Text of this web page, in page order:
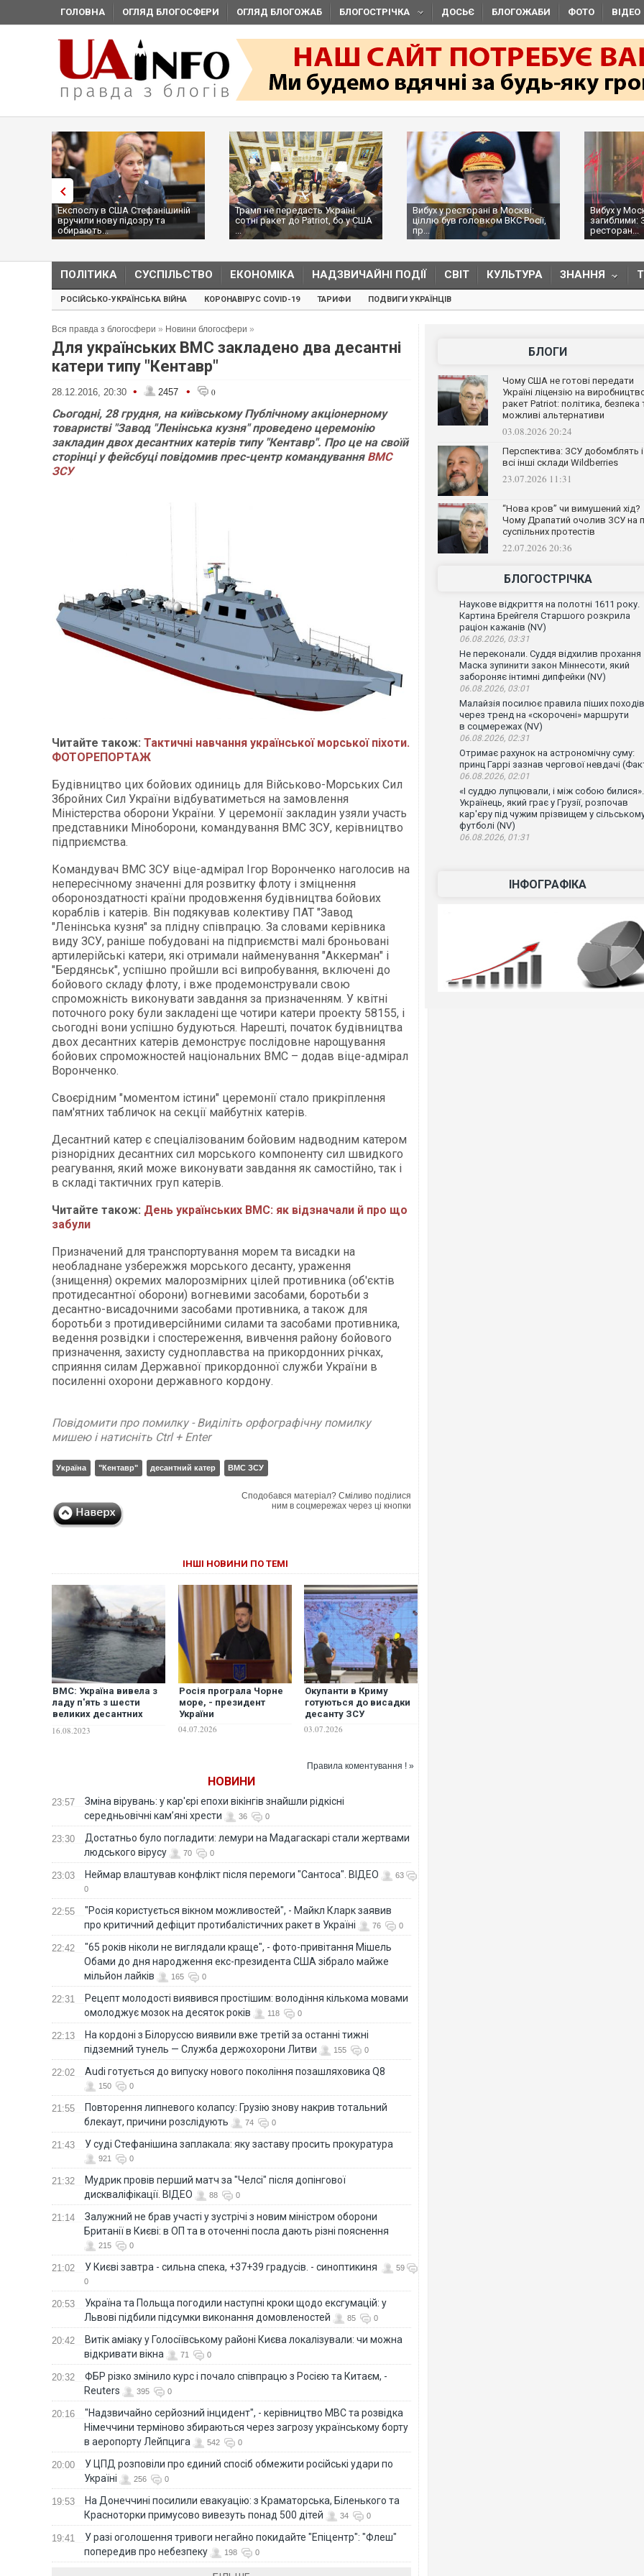
ГОЛОВНА ОГЛЯД БЛОГОСФЕРИ ОГЛЯД БЛОГОЖАБ БЛОГОСТРІЧКА ДОСЬЄ БЛОГОЖАБИ ФОТО ВІДЕО
Експослу в США Стефанішиній
вручили нову підозру та
обирають...
Трамп не передасть Україні
сотні ракет до Patriot, бо у США
...
Вибух у ресторані в Москві:
ціллю був головком ВКС Росії,
пр...
Вибух у
загиблими:
ресторан...
ПОЛІТИКА СУСПІЛЬСТВО ЕКОНОМІКА НАДЗВИЧАЙНІ ПОДІЇ СВІТ КУЛЬТУРА ЗНАННЯ
РОСІЙСЬКО-УКРАЇНСЬКА ВІЙНА КОРОНАВІРУС COVID-19 ТАРИФИ ПОДВИГИ УКРАЇНЦІВ
Вся правда з блогосфери » Новини блогосфери »
Для українських ВМС закладено два десантні
катери типу "Кентавр"
28.12.2016, 20:30 • 2457 • 0
Сьогодні, 28 грудня, на київському Публічному акціонерному
товаристві "Завод "Ленінська кузня" проведено церемонію
закладин двох десантних катерів типу "Кентавр". Про це на своїй
сторінці у фейсбуці повідомив прес-центр командування ВМС
ЗСУ
Читайте також: Тактичні навчання української морської піхоти.
ФОТОРЕПОРТАЖ
Будівництво цих бойових одиниць для Військово-Морських Сил
Збройних Сил України відбуватиметься на замовлення
Міністерства оборони України. У церемонії закладин узяли участь
представники Міноборони, командування ВМС ЗСУ, керівництво
підприємства.
Командувач ВМС ЗСУ віце-адмірал Ігор Воронченко наголосив на
непересічному значенні для розвитку флоту і зміцнення
обороноздатності країни продовження будівництва бойових
кораблів і катерів. Він подякував колективу ПАТ "Завод
"Ленінська кузня" за плідну співпрацю. За словами керівника
виду ЗСУ, раніше побудовані на підприємстві малі броньовані
артилерійські катери, які отримали найменування "Аккерман" і
"Бердянськ", успішно пройшли всі випробування, включені до
бойового складу флоту, і вже продемонстрували свою
спроможність виконувати завдання за призначенням. У квітні
поточного року були закладені ще чотири катери проекту 58155, і
сьогодні вони успішно будуються. Нарешті, початок будівництва
двох десантних катерів демонструє послідовне нарощування
бойових спроможностей національних ВМС – додав віце-адмірал
Воронченко.
Своєрідним "моментом істини" церемонії стало прикріплення
пам'ятних табличок на секції майбутніх катерів.
Десантний катер є спеціалізованим бойовим надводним катером
різнорідних десантних сил морського компоненту сил швидкого
реагування, який може виконувати завдання як самостійно, так і
в складі тактичних груп катерів.
Читайте також: День українських ВМС: як відзначали й про що
забули
Призначений для транспортування морем та висадки на
необладнане узбережжя морського десанту, ураження
(знищення) окремих малорозмірних цілей противника (об'єктів
протидесантної оборони) вогневими засобами, боротьби з
десантно-висадочними засобами противника, а також для
боротьби з протидиверсійними силами та засобами противника,
ведення розвідки і спостереження, вивчення району бойового
призначення, захисту судноплавства на прикордонних річках,
сприяння силам Державної прикордонної служби України в
посиленні охорони державного кордону.
Повідомити про помилку - Виділіть орфографічну помилку
мишею і натисніть Ctrl + Enter
Україна "Кентавр" десантний катер ВМС ЗСУ
Сподобався матеріал? Сміливо поділися
ним в соцмережах через ці кнопки
ІНШІ НОВИНИ ПО ТЕМІ
ВМС: Україна вивела з
ладу п'ять з шести
великих десантних
16.08.2023
Росія програла Чорне
море, - президент
України
04.07.2026
Окупанти в Криму
готуються до висадки
десанту ЗСУ
03.07.2026
Правила коментування ! »
НОВИНИ
23:57
Зміна вірувань: у кар'єрі епохи вікінгів знайшли рідкісні
середньовічні кам’яні хрести
36 0
23:30
Достатньо було погладити: лемури на Мадагаскарі стали жертвами
людського вірусу
70 0
23:03 Неймар влаштував конфлікт після перемоги "Сантоса". ВІДЕО
63
0
22:55
"Росія користується вікном можливостей", - Майкл Кларк заявив
про критичний дефіцит протибалістичних ракет в Україні
76 0
22:42
"65 років ніколи не виглядали краще", - фото-привітання Мішель
Обами до дня народження екс-президента США зібрало майже
мільйон лайків
165 0
22:31
Рецепт молодості виявився простішим: володіння кількома мовами
омолоджує мозок на десяток років
118 0
22:13
На кордоні з Білоруссю виявили вже третій за останні тижні
підземний тунель — Служба держохорони Литви
155 0
22:02 Audi готується до випуску нового покоління позашляховика Q8
150 0
21:55
Повторення липневого колапсу: Грузію знову накрив тотальний
блекаут, причини розслідують
74 0
21:43 У суді Стефанішина заплакала: яку заставу просить прокуратура
921 0
21:32
Мудрик провів перший матч за "Челсі" після допінгової
дискваліфікації. ВІДЕО
88 0
21:14
Залужний не брав участі у зустрічі з новим міністром оборони
Британії в Києві: в ОП та в оточенні посла дають різні пояснення
215 0
21:02 У Києві завтра - сильна спека, +37+39 градусів. - синоптикиня
59
0
20:53
Україна та Польща погодили наступні кроки щодо ексгумацій: у
Львові підбили підсумки виконання домовленостей
85 0
20:42
Витік аміаку у Голосіївському районі Києва локалізували: чи можна
відкривати вікна
71 0
20:32
ФБР різко змінило курс і почало співпрацю з Росією та Китаєм, -
Reuters
395 0
20:16
"Надзвичайно серйозний інцидент", - керівництво МВС та розвідка
Німеччини терміново збираються через загрозу українському борту
в аеропорту Лейпцига
542 0
20:00
У ЦПД розповіли про єдиний спосіб обмежити російські удари по
Україні
256 0
19:53
На Донеччині посилили евакуацію: з Краматорська, Біленького та
Красноторки примусово вивезуть понад 500 дітей
34 0
19:41
У разі оголошення тривоги негайно покидайте "Епіцентр": "Флеш"
попередив про небезпеку
198 0
БЛОГИ
Чому США не готові передати
Україні ліцензію на
ракет Patriot: політика, безпека
можливі альтернативи
03.08.2026 20:24
Перспектива: ЗСУ добомблять і
всі інші склади Wildberries
23.07.2026 11:31
“Нова кров” чи вимушений хід?
Чому Драпатий очолив ЗСУ на
суспільних протестів
22.07.2026 20:36
БЛОГОСТРІЧКА
Наукове відкриття на полотні 1611 року.
Картина Брейгеля Старшого розкрила
раціон кажанів (NV)
06.08.2026, 03:31
Не переконали. Суддя відхилив прохання
Маска зупинити закон Міннесоти, який
забороняє інтимні дипфейки (NV)
06.08.2026, 03:01
Малайзія посилює правила піших походів
через тренд на «скорочені» маршрути
в соцмережах (NV)
06.08.2026, 02:31
Отримає рахунок на астрономічну суму:
принц Гаррі зазнав чергової невдачі
06.08.2026, 02:01
«І суддю лупцювали, і між собою билися».
Українець, який грає у Грузії, розпочав
кар'єру під чужим прізвищем у
футболі (NV)
06.08.2026, 01:31
ІНФОГРАФІКА
Українські надзвичайники
під час ліквідації масштабної
Неймар влаштував конфлікт